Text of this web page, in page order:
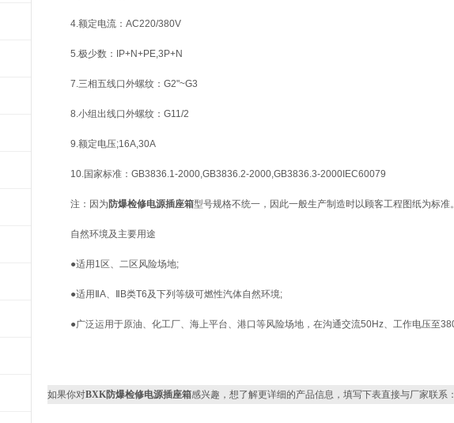
4.额定电流：AC220/380V
5.极少数：IP+N+PE,3P+N
7.三相五线口外螺纹：G2"~G3
8.小组出线口外螺纹：G11/2
9.额定电压;16A,30A
10.国家标准：GB3836.1-2000,GB3836.2-2000,GB3836.3-2000IEC60079
注：因为 防爆检修电源插座箱型号规格不统一，因此一般生产制造时以顾客工程图纸为标准
自然环境及主要用途
●适用1区、二区风险场地;
●适用ⅡA、ⅡB类T6及下列等级可燃性汽体自然环境;
●广泛运用于原油、化工厂、海上平台、港口等风险场地，在沟通交流50Hz、工作电压至
如果你对BXK防爆检修电源插座箱感兴趣，想了解更详细的产品信息，填写下表直接与厂家联系